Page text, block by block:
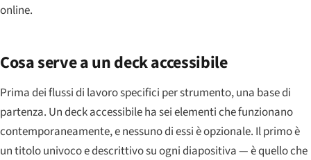
online.
Cosa serve a un deck accessibile
Prima dei flussi di lavoro specifici per strumento, una base di
partenza. Un deck accessibile ha sei elementi che funzionano
contemporaneamente, e nessuno di essi è opzionale. Il primo è
un titolo univoco e descrittivo su ogni diapositiva — è quello che